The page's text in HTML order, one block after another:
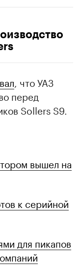
, что УАЗ
перед
Sollers S9.
вышел на
к серийной
для пикапов